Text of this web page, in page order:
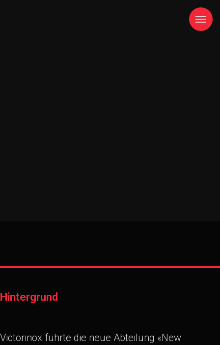
Hintergrund
Victorinox führte die neue Abteilung «New